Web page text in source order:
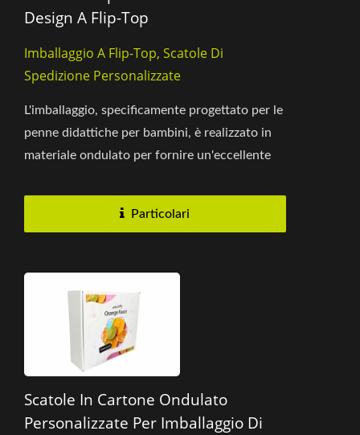
Design A Flip-Top
Imballaggio A Flip-Top, Scatole Di
Spedizione Personalizzate
L'imballaggio, specificamente progettato per le
penne didattiche per bambini, è realizzato in
materiale ondulato per fornire un'eccellente
Particolari
Scatole In Cartone Ondulato
Personalizzate Per Imballaggio Di